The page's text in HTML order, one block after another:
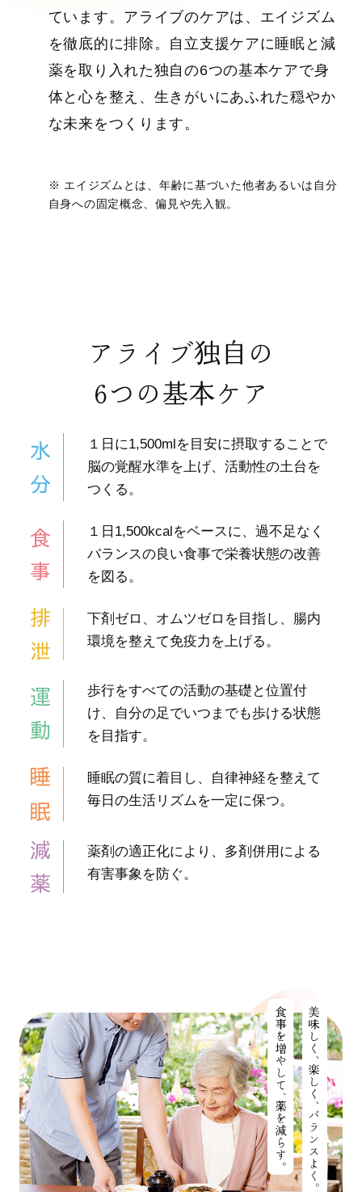
ています。アライブのケアは、エイジズム
を徹底的に排除。自立支援ケアに睡眠と減
薬を取り入れた独自の6つの基本ケアで身
体と心を整え、生きがいにあふれた穏やか
な未来をつくります。
※ エイジズムとは、年齢に基づいた他者あるいは自分
自身への固定概念、偏見や先入観。
アライブ独自の
6つの基本ケア
１日に1,500mlを目安に摂取することで
脳の覚醒水準を上げ、活動性の土台を
つくる。
１日1,500kcalをベースに、過不足なく
バランスの良い食事で栄養状態の改善
を図る。
下剤ゼロ、オムツゼロを目指し、腸内
環境を整えて免疫力を上げる。
歩行をすべての活動の基礎と位置付
け、自分の足でいつまでも歩ける状態
を目指す。
睡眠の質に着目し、自律神経を整えて
毎日の生活リズムを一定に保つ。
薬剤の適正化により、多剤併用による
有害事象を防ぐ。